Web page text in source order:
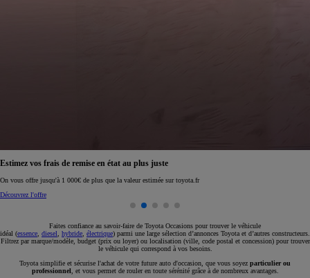
Réservez en ligne votre occasion pour 1€ seulement
Réservez en ligne
Faites confiance au savoir-faire de Toyota Occasions pour trouver le véhicule
idéal (essence diesel hybride électrique) parmi une large sélection d’annonces Toyota et d’autres constructeurs.
Filtrez par marque/modèle, budget (prix ou loyer) ou localisation (ville, code postal et concession) pour trouver
le véhicule qui correspond à vos besoins.
Toyota simplifie et sécurise l'achat de votre future auto d'occasion, que vous soyez particulier ou
professionnel , et vous permet de rouler en toute sérénité grâce à de nombreux avantages.